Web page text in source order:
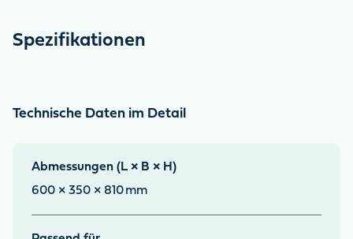
Spezifikationen
Technische Daten im Detail
Abmessungen (L × B × H)
600 × 350 × 810 mm